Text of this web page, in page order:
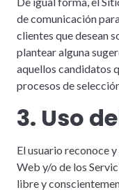
de comunicación
clientes que desean
plantear alguna
aquellos candidatos
procesos de
3. Uso
El usuario reconoce
Web y/o de los
libre y